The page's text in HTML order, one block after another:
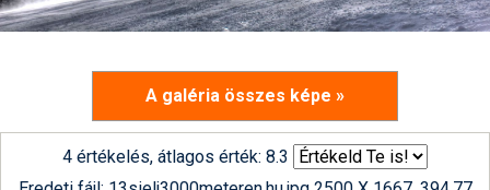
A galéria összes képe »
4 értékelés, átlagos érték: 8.3